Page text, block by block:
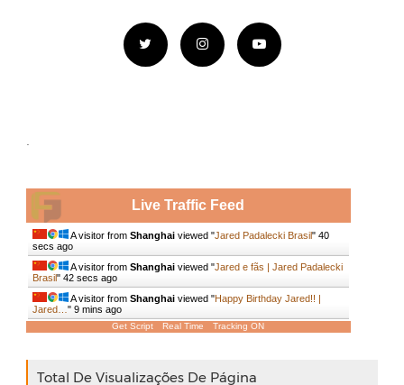
.
Live Traffic Feed
A visitor from Shanghaiviewed "Jared Padalecki Brasil" 41
secs ago
A visitor from Shanghaiviewed "Jared e fãs | Jared Padalecki
Brasil" 43 secs ago
A visitor from Shanghaiviewed "Happy Birthday Jared!! |
Jared… " 9 mins ago
Get Script Real Time Tracking ON
Total De Visualizações De Página